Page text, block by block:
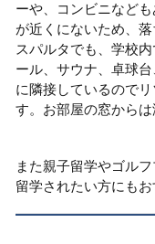
ーや、コンビニなど
が近くにないため、
スパルタでも、学校
ール、サウナ、卓球
に隣接しているので
す。お部屋の窓からは
また親子留学やゴル
留学されたい方にもお